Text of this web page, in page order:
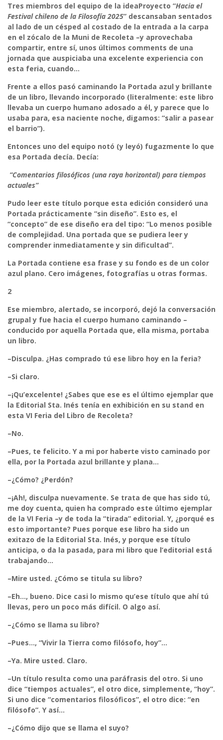
Tres miembros del equipo de la ideaProyecto “Hacia el
Festival chileno de la Filosofía 2025” descansaban sentados
al lado de un césped al costado de la entrada a la carpa
en el zócalo de la Muni de Recoleta –y aprovechaba
compartir, entre sí, unos últimos comments de una
jornada que auspiciaba una excelente experiencia con
esta feria, cuando…
Frente a ellos pasó caminando la Portada azul y brillante
de un libro, llevando incorporado (literalmente: este libro
llevaba un cuerpo humano adosado a él, y parece que lo
usaba para, esa naciente noche, digamos: “salir a pasear
el barrio”).
Entonces uno del equipo notó (y leyó) fugazmente lo que
esa Portada decía. Decía:
“Comentarios filosóficos (una raya horizontal) para tiempos
actuales”
Pudo leer este título porque esta edición consideró una
Portada prácticamente “sin diseño”. Esto es, el
“concepto” de ese diseño era del tipo: “Lo menos posible
de complejidad. Una portada que se pudiera leer y
comprender inmediatamente y sin dificultad”.
La Portada contiene esa frase y su fondo es de un color
azul plano. Cero imágenes, fotografías u otras formas.
2
Ese miembro, alertado, se incorporó, dejó la conversación
grupal y fue hacia el cuerpo humano caminando –
conducido por aquella Portada que, ella misma, portaba
un libro.
–Disculpa. ¿Has comprado tú ese libro hoy en la feria?
–Si claro.
–¡Qu’excelente! ¿Sabes que ese es el último ejemplar que
la Editorial Sta. Inés tenía en exhibición en su stand en
esta VI Feria del Libro de Recoleta?
–No.
–Pues, te felicito. Y a mi por haberte visto caminado por
ella, por la Portada azul brillante y plana…
–¿Cómo? ¿Perdón?
–¡Ah!, disculpa nuevamente. Se trata de que has sido tú,
me doy cuenta, quien ha comprado este último ejemplar
de la VI Feria –y de toda la “tirada” editorial. Y, ¿porqué es
esto importante? Pues porque ese libro ha sido un
exitazo de la Editorial Sta. Inés, y porque ese título
anticipa, o da la pasada, para mi libro que l’editorial está
trabajando…
–Mire usted. ¿Cómo se titula su libro?
–Eh…, bueno. Dice casi lo mismo qu’ese título que ahí tú
llevas, pero un poco más difícil. O algo así.
–¿Cómo se llama su libro?
–Pues…, “Vivir la Tierra como filósofo, hoy”…
–Ya. Mire usted. Claro.
–Un título resulta como una paráfrasis del otro. Si uno
dice “tiempos actuales”, el otro dice, simplemente, “hoy”.
Si uno dice “comentarios filosóficos”, el otro dice: “en
filósofo”. Y así…
–¿Cómo dijo que se llama el suyo?